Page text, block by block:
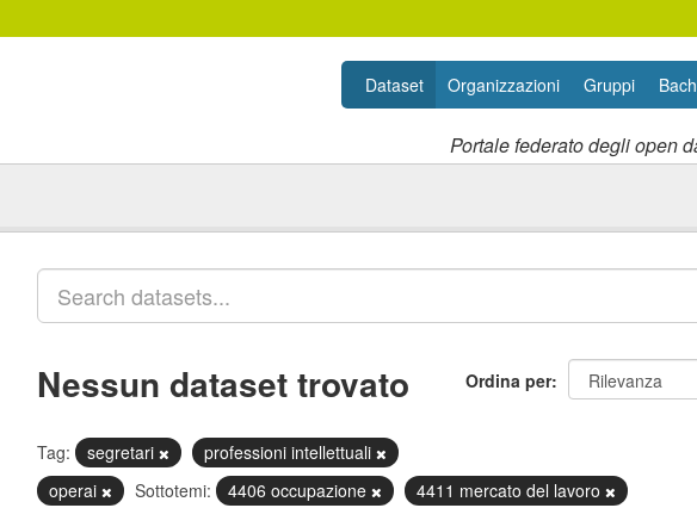
Portale federato degli open
Dataset Organizzazioni Gruppi
Ordina per
Nessun dataset trovato
Tag: segretari
professioni intellettuali
operai
Sottotemi: 4406 occupazione 4411 mercato del lavoro